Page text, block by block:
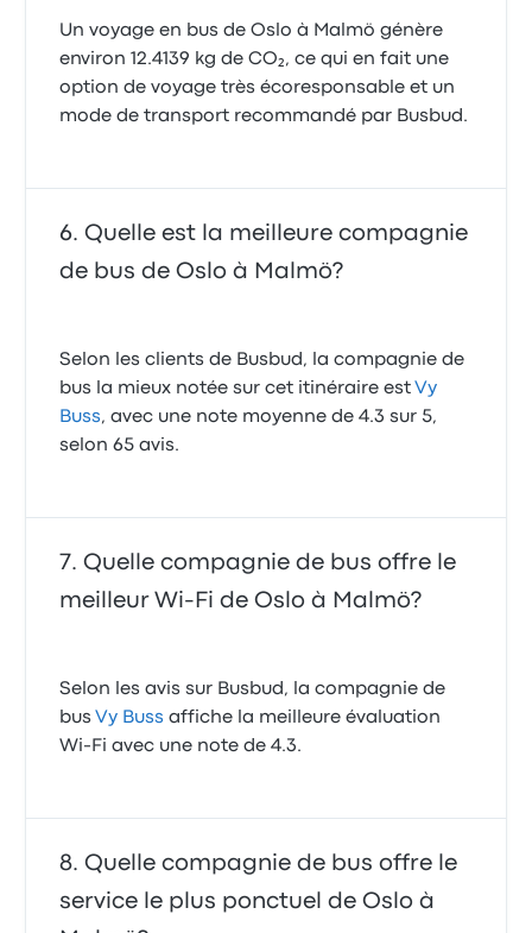
Un voyage en bus de Oslo à Malmö génère
environ 12.4139 kg de CO₂, ce qui en fait une
option de voyage très écoresponsable et un
mode de transport recommandé par Busbud.
Quelle est la meilleure compagnie
de bus de Oslo à Malmö?
Selon les clients de Busbud, la compagnie de
bus la mieux notée sur cet itinéraire estVy
Buss, avec une note moyenne de 4.3 sur 5,
selon 65 avis.
Quelle compagnie de bus offre le
meilleur Wi-Fi de Oslo à Malmö?
Selon les avis sur Busbud, la compagnie de
busVy Buss affiche la meilleure évaluation
Wi-Fi avec une note de 4.3.
Quelle compagnie de bus offre le
service le plus ponctuel de Oslo à